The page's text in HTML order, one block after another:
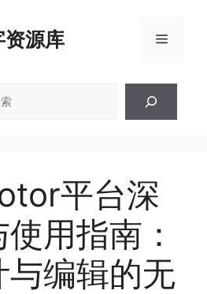
源库 菜
单
平台深
用指南：
编辑的无